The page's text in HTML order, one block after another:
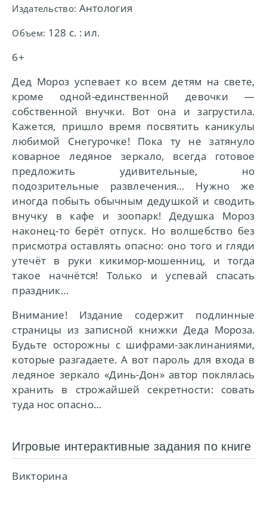
Издательство: Антология
Объем: 128 с. : ил.
6+
Дед Мороз успевает ко всем детям на свете,
кроме одной-единственной девочки —
собственной внучки. Вот она и загрустила.
Кажется, пришло время посвятить каникулы
любимой Снегурочке! Пока ту не затянуло
коварное ледяное зеркало, всегда готовое
предложить удивительные, но
подозрительные развлечения… Нужно же
иногда побыть обычным дедушкой и сводить
внучку в кафе и зоопарк! Дедушка Мороз
наконец-то берёт отпуск. Но волшебство без
присмотра оставлять опасно: оно того и гляди
утечёт в руки кикимор-мошенниц, и тогда
такое начнётся! Только и успевай спасать
праздник…
Внимание! Издание содержит подлинные
страницы из записной книжки Деда Мороза.
Будьте осторожны с шифрами-заклинаниями,
которые разгадаете. А вот пароль для входа в
ледяное зеркало «Динь-Дон» автор поклялась
хранить в строжайшей секретности: совать
туда нос опасно…
Игровые интерактивные задания по книге
Викторина